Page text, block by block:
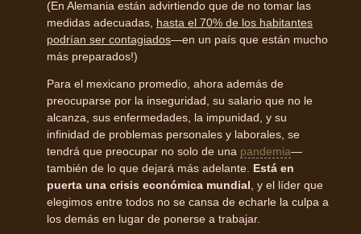
(En Alemania están advirtiendo que de no tomar las
medidas adecuadas, hasta el 70% de los habitantes
podrían ser contagiados—en un país que están mucho
más preparados!)
Para el mexicano promedio, ahora además de
preocuparse por la inseguridad, su salario que no le
alcanza, sus enfermedades, la impunidad, y su
infinidad de problemas personales y laborales, se
tendrá que preocupar no solo de una pandemia—
también de lo que dejará más adelante. Está en
puerta una crisis económica mundial , y el líder que
elegimos entre todos no se cansa de echarle la culpa a
los demás en lugar de ponerse a trabajar.